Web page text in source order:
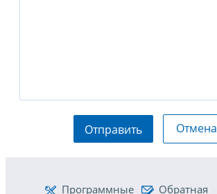
Отправить Отмена
Программные
Обратная